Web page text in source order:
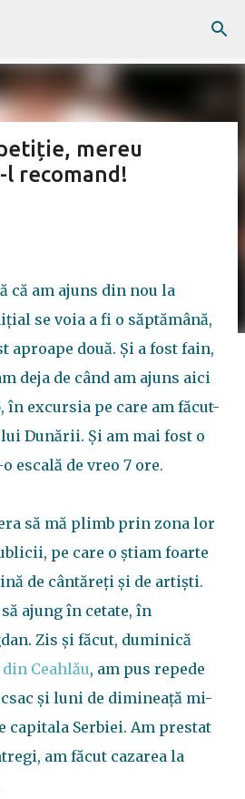
conținutul principal
mereu
recomand!
că am ajuns din nou la
se voia a fi o săptămână,
aproape două. Și a fost fain,
deja de când am ajuns aici
, în excursia pe care am făcut-
Dunării. Și am mai fost o
escală de vreo 7 ore.
să mă plimb prin zona lor
pe care o știam foarte
de cântăreți și de artiști.
ajung în cetate, în
Zis și făcut, duminică
Ceahlău, am pus repede
și luni de dimineață mi-
capitala Serbiei. Am prestat
am făcut cazarea la